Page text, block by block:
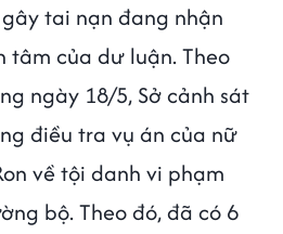
tai nạn đang nhận
tâm của dư luận. Theo
ngày 18/5, Sở cảnh sát
điều tra vụ án của nữ
về tội danh vi phạm
bộ. Theo đó, đã có 6